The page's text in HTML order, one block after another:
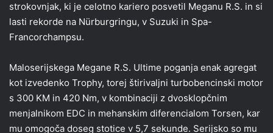
strokovnjak, ki je celotno kariero posvetil Meganu R.S. in si
lasti rekorde na Nürburgringu, v Suzuki in Spa-
Francorchampsu.
Maloserijskega Megane R.S. Ultime poganja enak agregat
kot izvedenko Trophy, torej štirivaljni turbobencinski motor
s 300 KM in 420 Nm, v kombinaciji z dvosklopčnim
menjalnikom EDC in mehanskim diferencialom Torsen, kar
mu omogoča doseg stotice v 5,7 sekunde. Serijsko so mu